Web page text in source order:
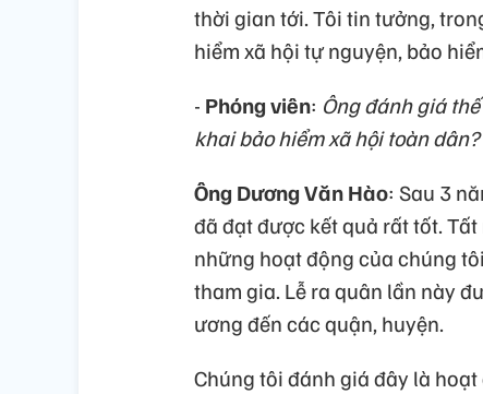
thời gian tới. Tôi tin tưởng,
hiểm xã hội tự nguyện, bảo
- Phóng viên: Ông đánh giá
khai bảo hiểm xã hội toàn dân?
Ông Dương Văn Hào: Sau 3
đã đạt được kết quả rất tốt.
những hoạt động của chúng
tham gia. Lễ ra quân lần này
ương đến các quận, huyện.
Chúng tôi đánh giá đây là